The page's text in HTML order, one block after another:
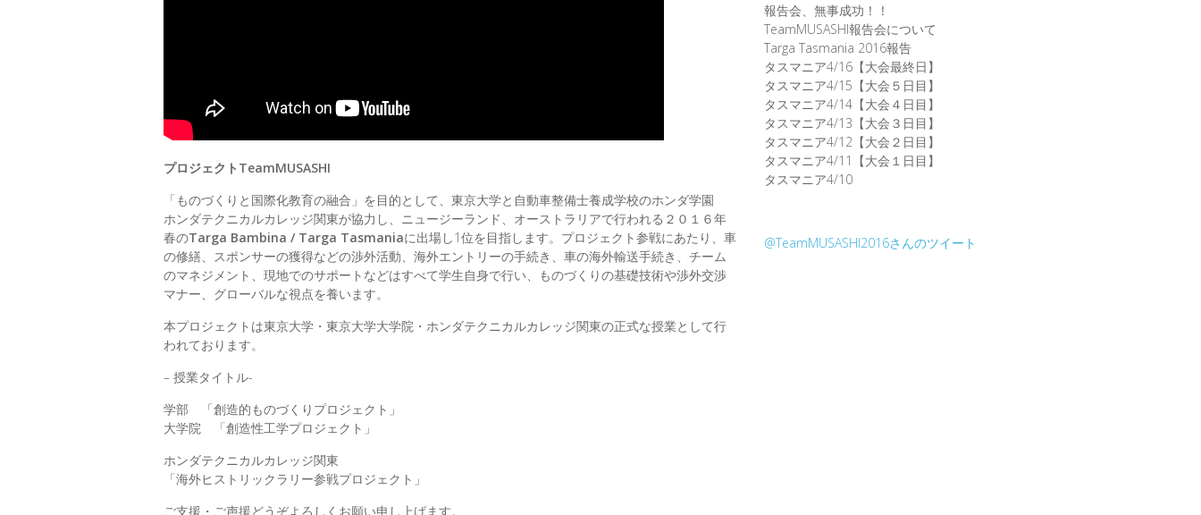
プロジェクトTeamMUSASHI
「ものづくりと国際化教育の融合」を目的として、東京大学と自動車整備士養成学校のホンダ学園
ホンダテクニカルカレッジ関東が協力し、ニュージーランド、オーストラリアで行われる２０１６年
春のTarga Bambina / Targa Tasmaniaに出場し1位を目指します。プロジェクト参戦にあたり、車
の修繕、スポンサーの獲得などの渉外活動、海外エントリーの手続き、車の海外輸送手続き、チーム
のマネジメント、現地でのサポートなどはすべて学生自身で行い、ものづくりの基礎技術や渉外交渉
マナー、グローバルな視点を養います。
本プロジェクトは東京大学・東京大学大学院・ホンダテクニカルカレッジ関東の正式な授業として行
われております。
– 授業タイトル-
学部 「創造的ものづくりプロジェクト」
大学院 「創造性工学プロジェクト」
ホンダテクニカルカレッジ関東
「海外ヒストリックラリー参戦プロジェクト」
ご支援・ご声援どうぞよろしくお願い申し上げます。
報告会、無事成功！！
TeamMUSASHI報告会について
Targa Tasmania 2016報告
タスマニア4/16【大会最終日】
タスマニア4/15【大会５日目】
タスマニア4/14【大会４日目】
タスマニア4/13【大会３日目】
タスマニア4/12【大会２日目】
タスマニア4/11【大会１日目】
タスマニア4/10
@TeamMUSASHI2016さんのツイート